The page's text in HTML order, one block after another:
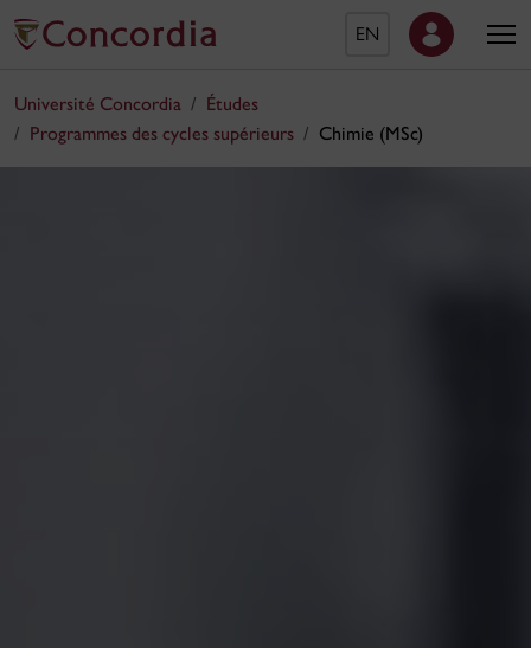
EN
Université Concordia
Études
Programmes des cycles supérieurs
Chimie (MSc)